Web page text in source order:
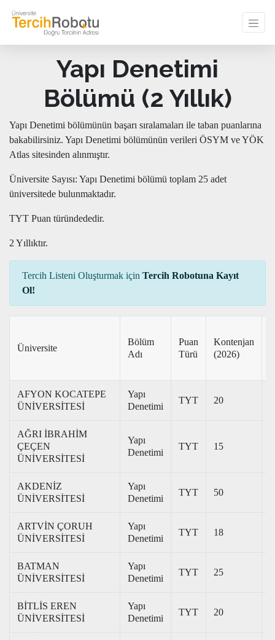
Yapı Denetimi
Bölümü (2 Yıllık)
Yapı Denetimi bölümünün başarı sıralamaları ile taban puanlarına
bakabilirsiniz. Yapı Denetimi bölümünün verileri ÖSYM ve YÖK
Atlas sitesinden alınmıştır.
Üniversite Sayısı: Yapı Denetimi bölümü toplam 25 adet
üniversitede bulunmaktadır.
TYT Puan türündededir.
2 Yıllıktır.
Tercih Listeni Oluşturmak için Tercih Robotuna Kayıt
Ol!
Üniversite
Bölüm
Adı
Puan
Türü
Kontenjan
(2026)
AFYON KOCATEPE
ÜNİVERSİTESİ
Yapı
Denetimi
TYT 20
AĞRI İBRAHİM
ÇEÇEN
ÜNİVERSİTESİ
Yapı
Denetimi
TYT 15
AKDENİZ
ÜNİVERSİTESİ
Yapı
Denetimi
TYT 50
ARTVİN ÇORUH
ÜNİVERSİTESİ
Yapı
Denetimi
TYT 18
BATMAN
ÜNİVERSİTESİ
Yapı
Denetimi
TYT 25
BİTLİS EREN
ÜNİVERSİTESİ
Yapı
Denetimi
TYT 20